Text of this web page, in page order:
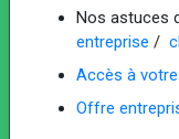
Nos astuces
entreprise /
Accès à
Offre